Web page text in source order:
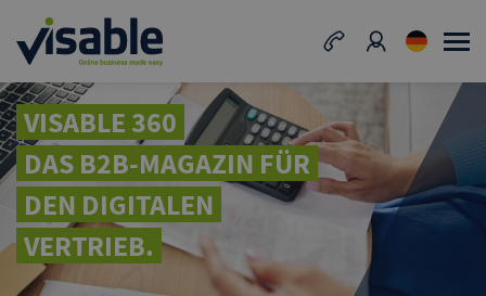
VISABLE 360
DAS B2B-MAGAZIN FÜR
DEN DIGITALEN
VERTRIEB.